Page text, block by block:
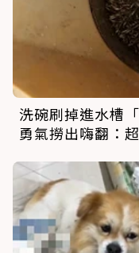
洗碗刷掉進水槽
勇氣撈出嗨翻：